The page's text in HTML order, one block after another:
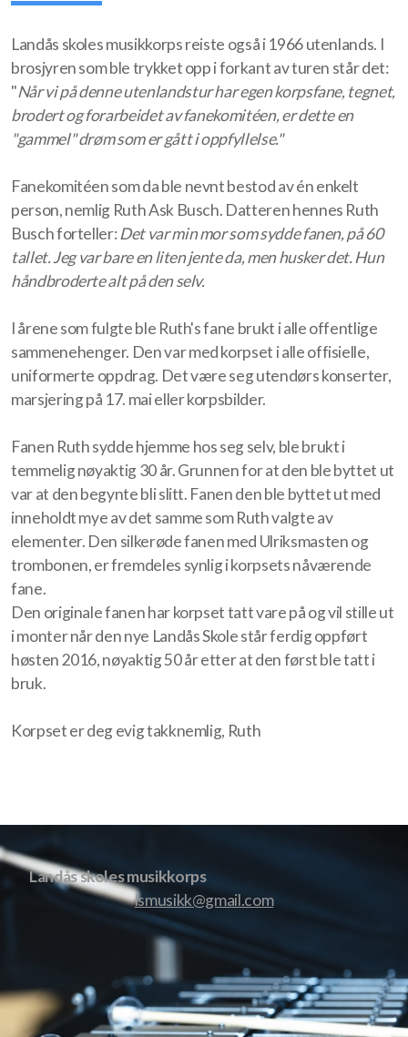
Landås skoles musikkorps reiste også i 1966 utenlands. I
brosjyren som ble trykket opp i forkant av turen står det:
"Når vi på denne utenlandstur har egen korpsfane, tegnet,
brodert og forarbeidet av fanekomitéen, er dette en
"gammel" drøm som er gått i oppfyllelse."
Fanekomitéen som da ble nevnt bestod av én enkelt
person, nemlig Ruth Ask Busch. Datteren hennes Ruth
Busch forteller:Det var min mor som sydde fanen, på 60
tallet. Jeg var bare en liten jente da, men husker det. Hun
håndbroderte alt på den selv.
I årene som fulgte ble Ruth's fane brukt i alle offentlige
sammenehenger. Den var med korpset i alle offisielle,
uniformerte oppdrag. Det være seg utendørs konserter,
marsjering på 17. mai eller korpsbilder.
Fanen Ruth sydde hjemme hos seg selv, ble brukt i
temmelig nøyaktig 30 år. Grunnen for at den ble byttet ut
var at den begynte bli slitt. Fanen den ble byttet ut med
inneholdt mye av det samme som Ruth valgte av
elementer. Den silkerøde fanen med Ulriksmasten og
trombonen, er fremdeles synlig i korpsets nåværende
fane.
Den originale fanen har korpset tatt vare på og vil stille ut
i monter når den nye Landås Skole står ferdig oppført
høsten 2016, nøyaktig 50 år etter at den først ble tatt i
bruk.
Korpset er deg evig takknemlig, Ruth
Landås skoles musikkorps
lsmusikk@gmail.com